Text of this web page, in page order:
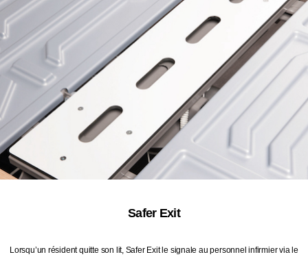
Safer Exit
Lorsqu’un résident quitte son lit, Safer Exit le signale au personnel infirmier via le